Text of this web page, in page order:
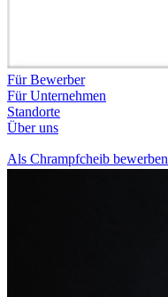
Für Bewerber
Für Unternehmen
Standorte
Über uns
Als Chrampfcheib bewerben